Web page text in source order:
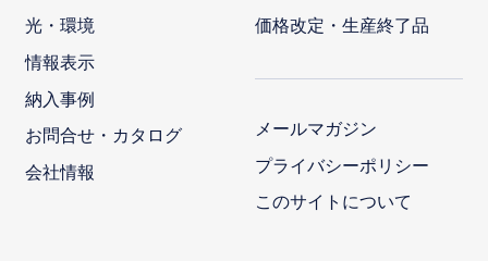
光・環境
情報表示
納入事例
お問合せ・カタログ
会社情報
価格改定・生産終了品
メールマガジン
プライバシーポリシー
このサイトについて